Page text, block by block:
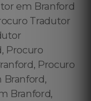
em Branford
Tradutor
Procuro
Procuro
Branford,
Branford,